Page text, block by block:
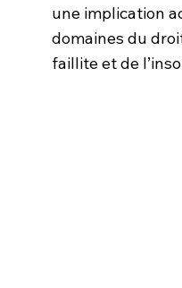
une implication
domaines du
faillite et de